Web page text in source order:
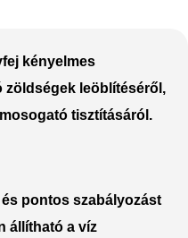
kényelmes
zöldségek leöblítéséről,
tisztításáról.
pontos szabályozást
állítható a víz